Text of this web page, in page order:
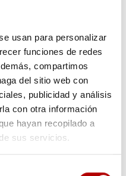
usan para personalizar
funciones de redes
compartimos
del sitio web con
publicidad y análisis
con otra información
hayan recopilado a
sus servicios.